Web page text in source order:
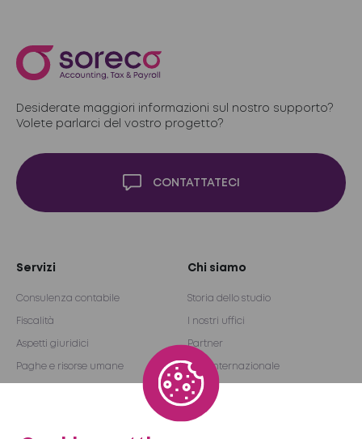
Desiderate maggiori informazioni sul nostro supporto?
Volete parlarci del vostro progetto?
CONTATTATECI
Servizi
Consulenza contabile
Fiscalità
Aspetti giuridici
Paghe e risorse umane
Chi siamo
Storia dello studio
I nostri uffici
Partner
Rete internazionale
Become a partner